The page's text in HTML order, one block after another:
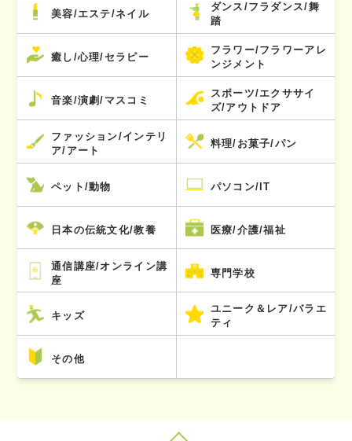
美容/エステ/ネイル
ダンス/フラダンス/舞
踏
癒し/心理/セラピー
フラワー/フラワーアレ
ンジメント
音楽/演劇/マスコミ
スポーツ/エクササイ
ズ/アウトドア
ファッション/インテリ
ア/アート
料理/お菓子/パン
ペット/動物 パソコン/IT
日本の伝統文化/教養 医療/介護/福祉
通信講座/オンライン講
座
専門学校
キッズ
ユニーク＆レア/バラエ
ティ
その他